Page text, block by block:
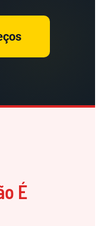
É